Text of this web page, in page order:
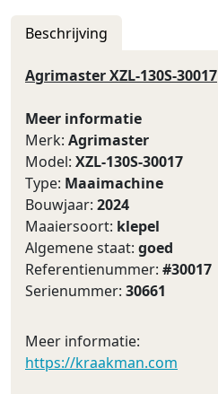
Beschrijving
Agrimaster XZL-130S-30017
Meer informatie
Merk: Agrimaster
Model: XZL-130S-30017
Type: Maaimachine
Bouwjaar: 2024
Maaiersoort: klepel
Algemene staat: goed
Referentienummer: #30017
Serienummer: 30661
Meer informatie:
https://kraakman.com